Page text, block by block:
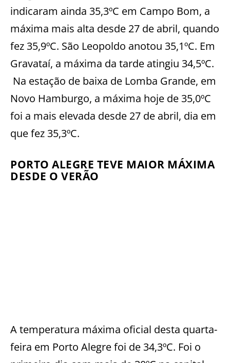
indicaram ainda 35,3ºC em Campo Bom, a
máxima mais alta desde 27 de abril, quando
fez 35,9ºC. São Leopoldo anotou 35,1ºC. Em
Gravataí, a máxima da tarde atingiu 34,5ºC.
Na estação de baixa de Lomba Grande, em
Novo Hamburgo, a máxima hoje de 35,0ºC
foi a mais elevada desde 27 de abril, dia em
que fez 35,3ºC.
PORTO ALEGRE TEVE MAIOR MÁXIMA
DESDE O VERÃO
A temperatura máxima oficial desta quarta-
feira em Porto Alegre foi de 34,3ºC. Foi o